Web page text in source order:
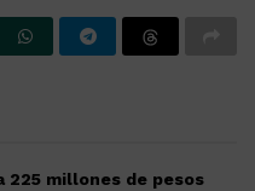
225 millones de pesos